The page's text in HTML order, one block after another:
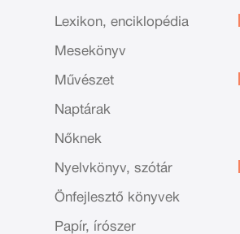
Lexikon, enciklopédia
Mesekönyv
Művészet
Naptárak
Nőknek
Nyelvkönyv, szótár
Önfejlesztő könyvek
Papír, írószer